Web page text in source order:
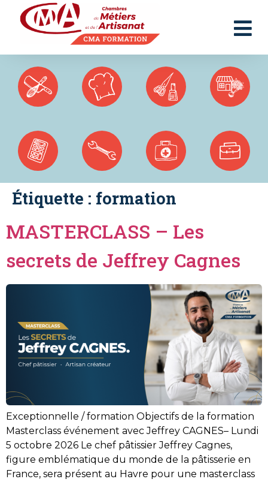
Étiquette : formation
MASTERCLASS – Les
secrets de Jeffrey Cagnes
Exceptionnelle / formation Objectifs de la formation
Masterclass événement avec Jeffrey CAGNES– Lundi
5 octobre 2026 Le chef pâtissier Jeffrey Cagnes,
figure emblématique du monde de la pâtisserie en
France, sera présent au Havre pour une masterclass
Panneau de gestion des cookies